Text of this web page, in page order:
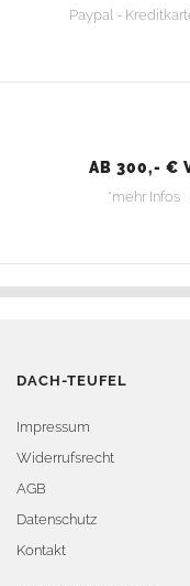
Paypal -
AB 300,- €
*mehr
DACH-TEUFEL
Impressum
Widerrufsrecht
AGB
Datenschutz
Kontakt